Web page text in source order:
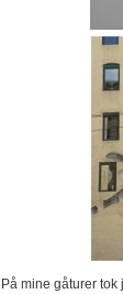
På mine gåturer